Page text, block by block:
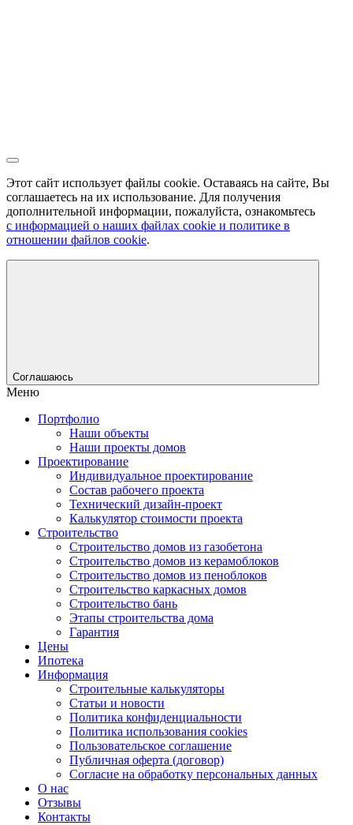
Этот сайт использует файлы cookie. Оставаясь на сайте, Вы
соглашаетесь на их использование. Для получения
дополнительной информации, пожалуйста, ознакомьтесь
с информацией о наших файлах cookie и политике в
отношении файлов cookie.
Соглашаюсь
Меню
Портфолио
Наши объекты
Наши проекты домов
Проектирование
Индивидуальное проектирование
Состав рабочего проекта
Технический дизайн-проект
Калькулятор стоимости проекта
Строительство
Строительство домов из газобетона
Строительство домов из керамоблоков
Строительство домов из пеноблоков
Строительство каркасных домов
Строительство бань
Этапы строительства дома
Гарантия
Цены
Ипотека
Информация
Строительные калькуляторы
Статьи и новости
Политика конфиденциальности
Политика использования cookies
Пользовательское соглашение
Публичная оферта (договор)
Согласие на обработку персональных данных
О нас
Отзывы
Контакты